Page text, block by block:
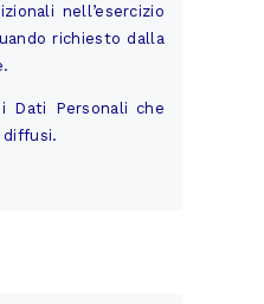
nell’esercizio
richiesto dalla
Dati Personali che
diffusi.